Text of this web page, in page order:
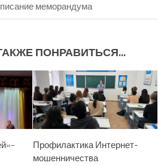
меморандума
ПОНРАВИТЬСЯ...
Профилактика Интернет-
мошенничества